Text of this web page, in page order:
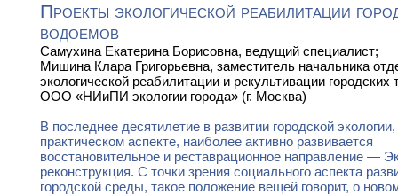
Проекты экологической реабилитации
водоемов
Самухина Екатерина Борисовна, ведущий специалист;
Мишина Клара Григорьевна, заместитель начальника
экологической реабилитации и рекультивации городских
ООО «НИиПИ экологии города» (г. Москва)
В последнее десятилетие в развитии городской
практическом аспекте, наиболее активно развивается
восстановительное и реставрационное направление —
реконструкция. С точки зрения социального аспекта
городской среды, такое положение вещей говорит, о